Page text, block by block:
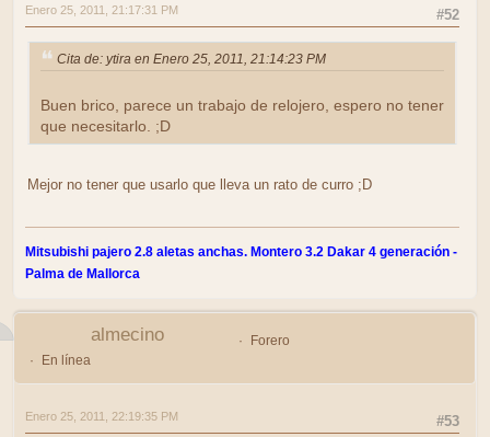
#52
Enero 25, 2011, 21:17:31 PM
Cita de: ytira en Enero 25, 2011, 21:14:23 PM
Buen brico, parece un trabajo de relojero, espero no tener
que necesitarlo. ;D
Mejor no tener que usarlo que lleva un rato de curro ;D
Mitsubishi pajero 2.8 aletas anchas. Montero 3.2 Dakar 4 generación -
Palma de Mallorca
almecino
Forero
En línea
#53
Enero 25, 2011, 22:19:35 PM